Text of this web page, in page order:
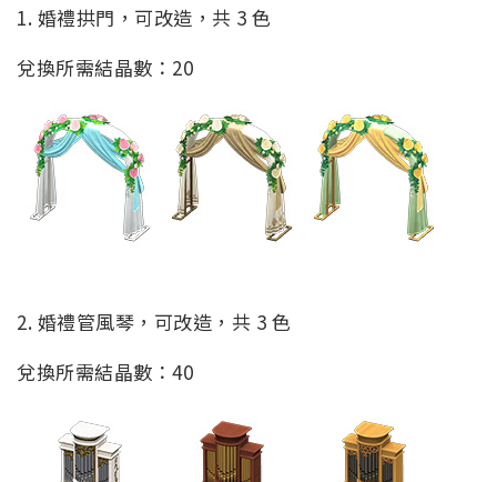
1. 婚禮拱門，可改造，共 3 色
兌換所需結晶數：20
2. 婚禮管風琴，可改造，共 3 色
兌換所需結晶數：40